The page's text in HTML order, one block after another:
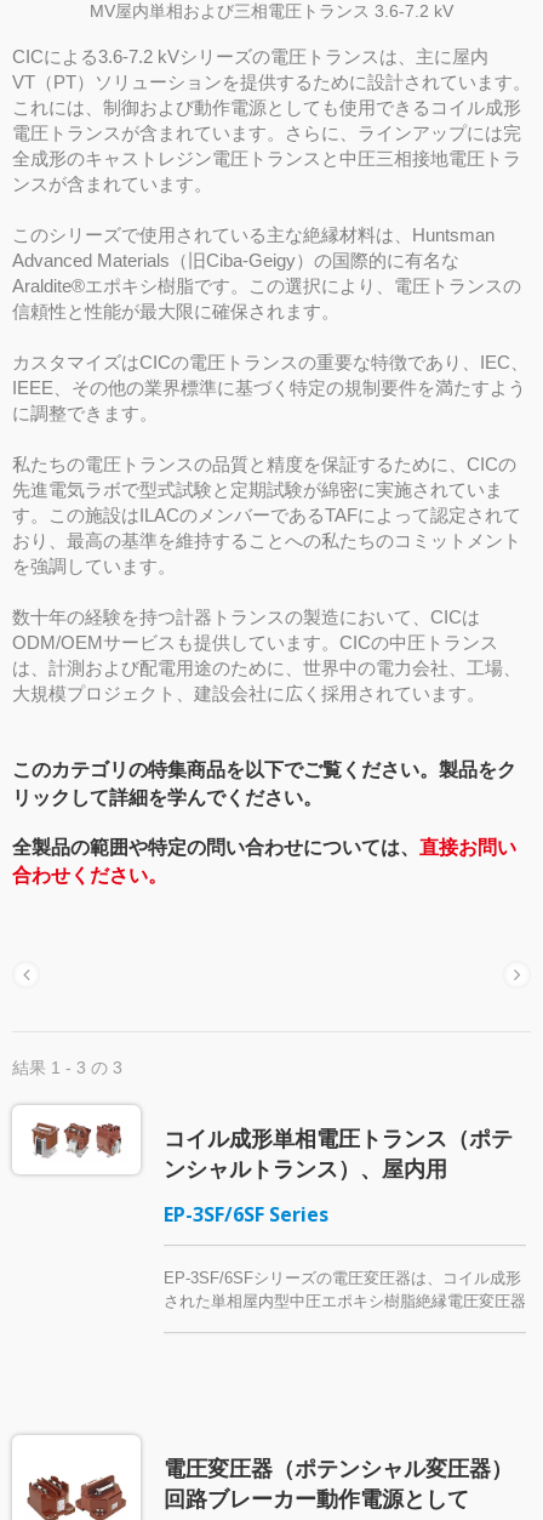
MV屋内単相および三相電圧トランス 3.6-7.2 kV
CICによる3.6-7.2 kVシリーズの電圧トランスは、主に屋内
VT（PT）ソリューションを提供するために設計されています。
これには、制御および動作電源としても使用できるコイル成形
電圧トランスが含まれています。さらに、ラインアップには完
全成形のキャストレジン電圧トランスと中圧三相接地電圧トラ
ンスが含まれています。
このシリーズで使用されている主な絶縁材料は、Huntsman
Advanced Materials（旧Ciba-Geigy）の国際的に有名な
Araldite®エポキシ樹脂です。この選択により、電圧トランスの
信頼性と性能が最大限に確保されます。
カスタマイズはCICの電圧トランスの重要な特徴であり、IEC、
IEEE、その他の業界標準に基づく特定の規制要件を満たすよう
に調整できます。
私たちの電圧トランスの品質と精度を保証するために、CICの
先進電気ラボで型式試験と定期試験が綿密に実施されていま
す。この施設はILACのメンバーであるTAFによって認定されて
おり、最高の基準を維持することへの私たちのコミットメント
を強調しています。
数十年の経験を持つ計器トランスの製造において、CICは
ODM/OEMサービスも提供しています。CICの中圧トランス
は、計測および配電用途のために、世界中の電力会社、工場、
大規模プロジェクト、建設会社に広く採用されています。
このカテゴリの特集商品を以下でご覧ください。製品をク
リックして詳細を学んでください。
全製品の範囲や特定の問い合わせについては、 直接お問い
合わせください。
結果 1 - 3 の 3
コイル成形単相電圧トランス（ポテ
ンシャルトランス）、屋内用
EP-3SF/6SF Series
EP-3SF/6SFシリーズの電圧変圧器は、コイル成形
された単相屋内型中圧エポキシ樹脂絶縁電圧変圧器
て使用できます。つまり、制御電源トランス
（CPT）、制御トランス（CTR）、産業用制御トラ
ンス、または工作機械トランスとも呼ばれます。
電圧変圧器（ポテンシャル変圧器）
回路ブレーカー動作電源として